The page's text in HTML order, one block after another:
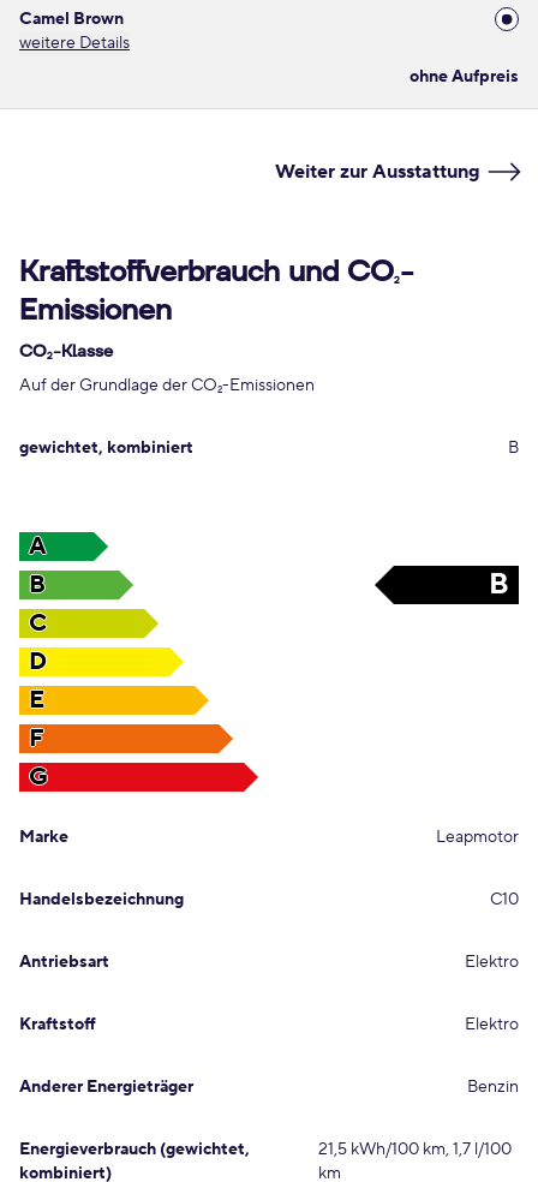
Camel Brown
weitere Details
ohne Aufpreis
Weiter zur Ausstattung
Kraftstoffverbrauch und CO2-
Emissionen
CO2-Klasse
Auf der Grundlage der CO2-Emissionen
gewichtet, kombiniert B
A
B
B
C
D
E
F
G
Marke Leapmotor
Handelsbezeichnung C10
Antriebsart Elektro
Kraftstoff Elektro
Anderer Energieträger Benzin
Energieverbrauch (gewichtet,
kombiniert)
21,5 kWh/100 km, 1,7 l/100
km